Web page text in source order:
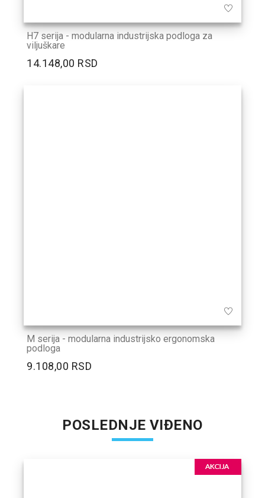
H7 serija - modularna industrijska podloga za
viljuškare
14.148,00 RSD
M serija - modularna industrijsko ergonomska
podloga
9.108,00 RSD
POSLEDNJE VIĐENO